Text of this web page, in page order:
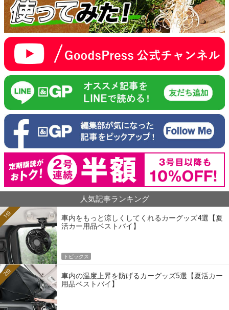
人気記事ランキング
車内をもっと涼しくしてくれるカーグッズ4選【夏
活カー用品ベストバイ】
1位
トピックス
車内の温度上昇を防げるカーグッズ5選【夏活カー
用品ベストバイ】
2位